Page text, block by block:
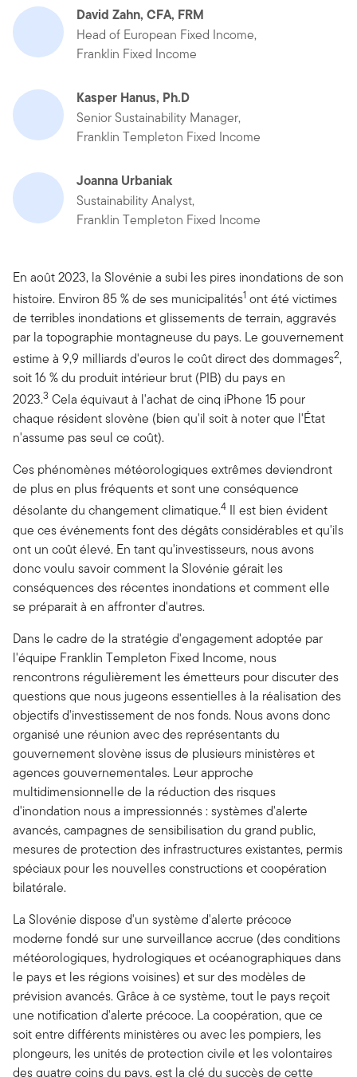
David Zahn, CFA, FRM
Head of European Fixed Income,
Franklin Fixed Income
Kasper Hanus, Ph.D
Senior Sustainability Manager,
Franklin Templeton Fixed Income
Joanna Urbaniak
Sustainability Analyst,
Franklin Templeton Fixed Income
En août 2023, la Slovénie a subi les pires inondations de son
histoire. Environ 85 % de ses municipalités1 ont été victimes
de terribles inondations et glissements de terrain, aggravés
par la topographie montagneuse du pays. Le gouvernement
estime à 9,9 milliards d'euros le coût direct des dommages2,
soit 16 % du produit intérieur brut (PIB) du pays en
2023.3 Cela équivaut à l'achat de cinq iPhone 15 pour
chaque résident slovène (bien qu'il soit à noter que l'État
n'assume pas seul ce coût).
Ces phénomènes météorologiques extrêmes deviendront
de plus en plus fréquents et sont une conséquence
désolante du changement climatique.4 Il est bien évident
que ces événements font des dégâts considérables et qu'ils
ont un coût élevé. En tant qu'investisseurs, nous avons
donc voulu savoir comment la Slovénie gérait les
conséquences des récentes inondations et comment elle
se préparait à en affronter d'autres.
Dans le cadre de la stratégie d'engagement adoptée par
l'équipe Franklin Templeton Fixed Income, nous
rencontrons régulièrement les émetteurs pour discuter des
questions que nous jugeons essentielles à la réalisation des
objectifs d'investissement de nos fonds. Nous avons donc
organisé une réunion avec des représentants du
gouvernement slovène issus de plusieurs ministères et
agences gouvernementales. Leur approche
multidimensionnelle de la réduction des risques
d'inondation nous a impressionnés : systèmes d'alerte
avancés, campagnes de sensibilisation du grand public,
mesures de protection des infrastructures existantes, permis
spéciaux pour les nouvelles constructions et coopération
bilatérale.
La Slovénie dispose d'un système d'alerte précoce
moderne fondé sur une surveillance accrue (des conditions
météorologiques, hydrologiques et océanographiques dans
le pays et les régions voisines) et sur des modèles de
prévision avancés. Grâce à ce système, tout le pays reçoit
une notification d'alerte précoce. La coopération, que ce
soit entre différents ministères ou avec les pompiers, les
plongeurs, les unités de protection civile et les volontaires
des quatre coins du pays, est la clé du succès de cette